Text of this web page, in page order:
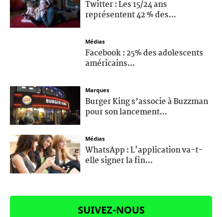
Twitter : Les 15/24 ans
représentent 42 % des...
Médias
Facebook : 25% des adolescents
américains...
Marques
Burger King s’associe à Buzzman
pour son lancement...
Médias
WhatsApp : L'application va-t-
elle signer la fin...
SUIVEZ-NOUS